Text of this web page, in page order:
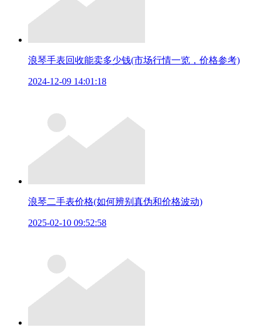
浪琴手表回收能卖多少钱(市场行情一览，价格参考)
2024-12-09 14:01:18
浪琴二手表价格(如何辨别真伪和价格波动)
2025-02-10 09:52:58